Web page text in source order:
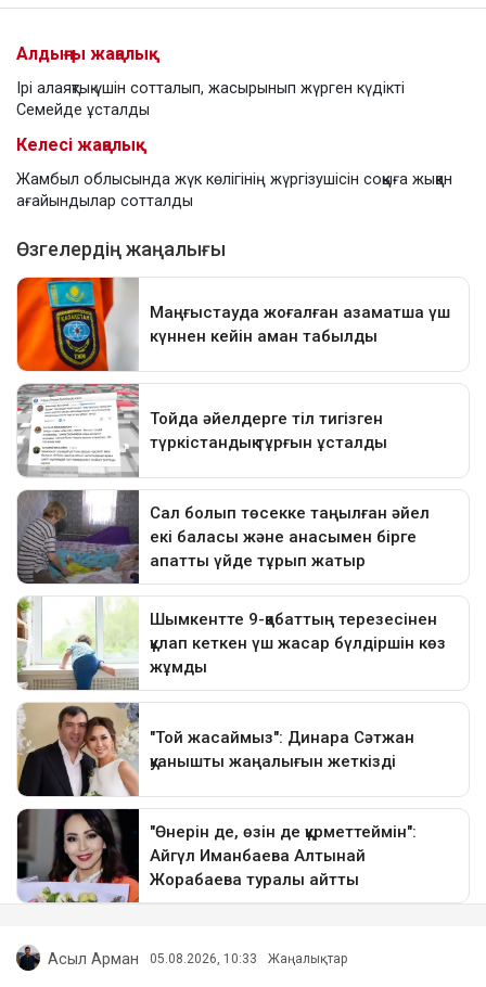
Алдыңғы жаңалық
Ірі алаяқтық үшін сотталып, жасырынып жүрген күдікті
Семейде ұсталды
Келесі жаңалық
Жамбыл облысында жүк көлігінің жүргізушісін соққыға жыққан
ағайындылар сотталды
Асыл Арман 05.08.2026, 10:33 Жаңалықтар